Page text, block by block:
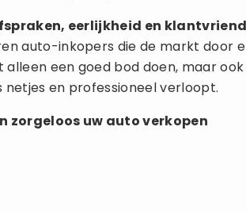
eerlijkheid en
auto-inkopers die de markt door
alleen een goed bod doen, maar
en professioneel verloopt.
zorgeloos uw auto verkopen